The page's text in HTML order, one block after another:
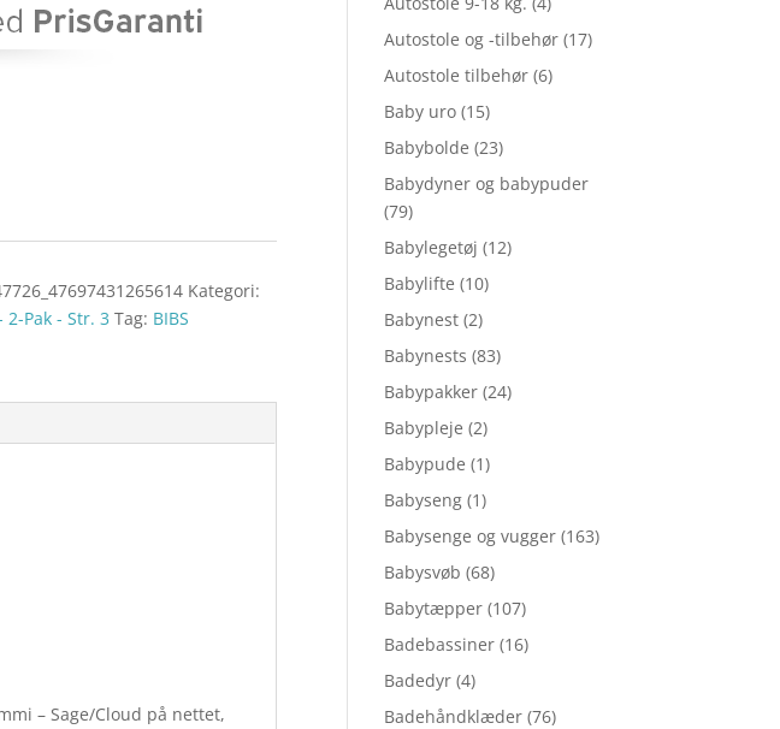
Kategori:
2-Pak - Str. 3 Tag: BIBS
– Sage/Cloud på nettet,
Autostole og -tilbehør (17)
Autostole tilbehør (6)
Baby uro (15)
Babybolde (23)
Babydyner og babypuder
(79)
Babylegetøj (12)
Babylifte (10)
Babynest (2)
Babynests (83)
Babypakker (24)
Babypleje (2)
Babypude (1)
Babyseng (1)
Babysenge og vugger (163)
Babysvøb (68)
Babytæpper (107)
Badebassiner (16)
Badedyr (4)
Badehåndklæder (76)